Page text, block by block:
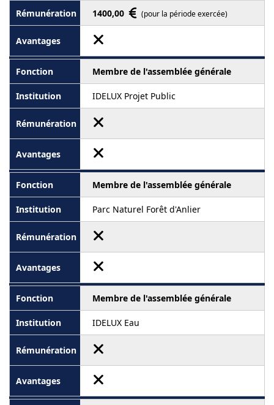
1400,00 (pour la période exercée)
Membre de l'assemblée générale
IDELUX Projet Public
Membre de l'assemblée générale
Parc Naturel Forêt d'Anlier
Membre de l'assemblée générale
IDELUX Eau